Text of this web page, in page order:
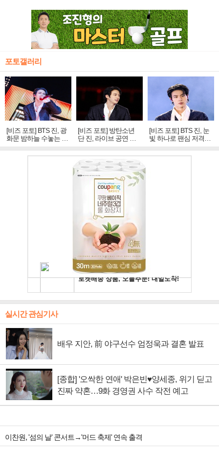
포토갤러리
[비즈 포토] BTS 진, 광
화문 밤하늘 수놓는 '비
주얼 킹'의 열창
[비즈 포토] 방탄소년
단 진, 라이브 공연 중
빛나는 독보적 아우라
[비즈 포토] BTS 진, 눈
빛 하나로 팬심 저격…
독보적 카리스마
실시간 관심기사
배우 지안, 前 야구선수 엄정욱과 결혼 발표
[종합] '오싹한 연애' 박은빈♥양세종, 위기 딛고
진짜 약혼…9화 경영권 사수 작전 예고
이찬원, '섬의 날' 콘서트→'머드 축제' 연속 출격